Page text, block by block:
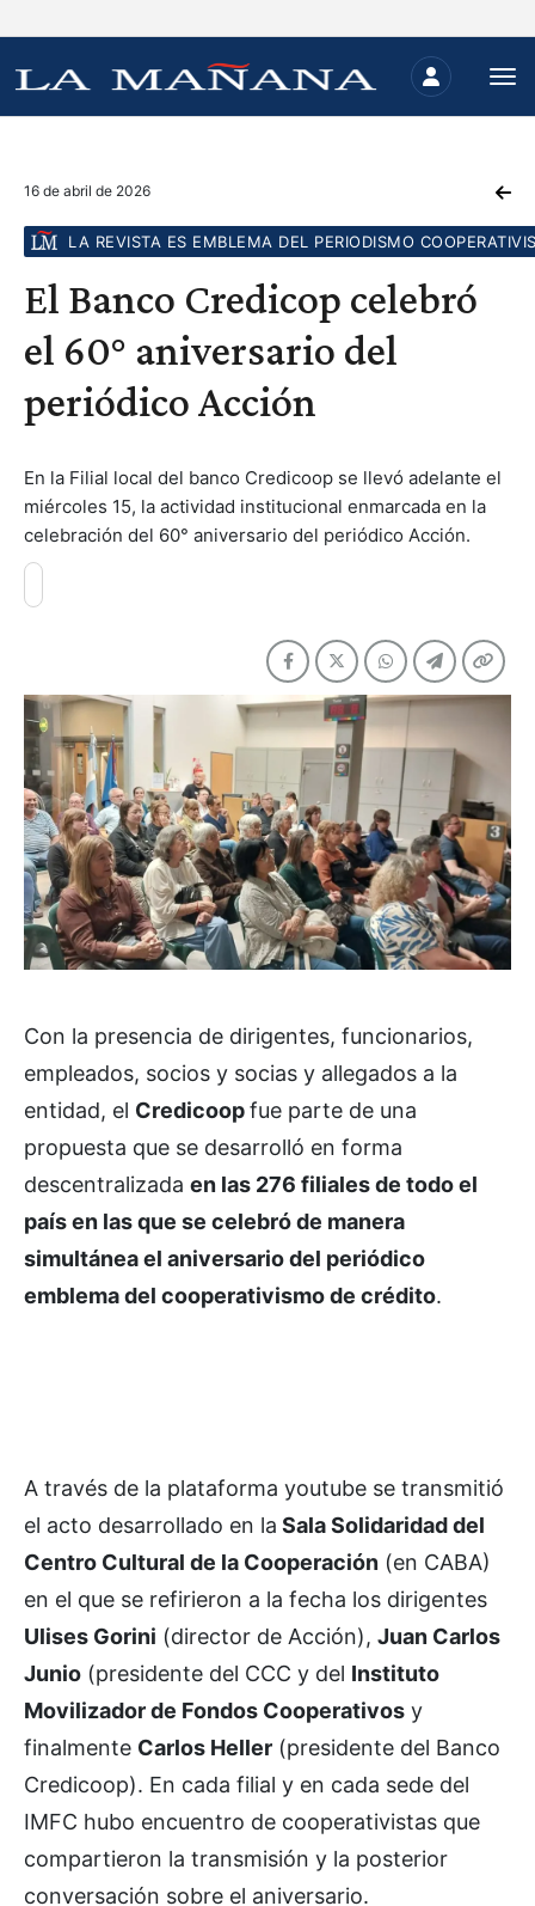
16 de abril de 2026
LA REVISTA ES EMBLEMA DEL PERIODISMO
El Banco Credicop celebró
el 60° aniversario del
periódico Acción
En la Filial local del banco Credicoop se llevó adelante el
miércoles 15, la actividad institucional enmarcada en la
celebración del 60° aniversario del periódico Acción.
Con la presencia de dirigentes, funcionarios,
empleados, socios y socias y allegados a la
entidad, el Credicoopfue parte de una
propuesta que se desarrolló en forma
descentralizada en las 276 filiales de todo el
país en las que se celebró de manera
simultánea el aniversario del periódico
emblema del cooperativismo de crédito.
A través de la plataforma youtube se transmitió
el acto desarrollado en la Sala Solidaridad del
Centro Cultural de la Cooperación (en CABA)
en el que se refirieron a la fecha los dirigentes
Ulises Gorini (director de Acción), Juan Carlos
Junio (presidente del CCC y del Instituto
Movilizador de Fondos Cooperativos y
finalmente Carlos Heller (presidente del Banco
Credicoop). En cada filial y en cada sede del
IMFC hubo encuentro de cooperativistas que
compartieron la transmisión y la posterior
conversación sobre el aniversario.